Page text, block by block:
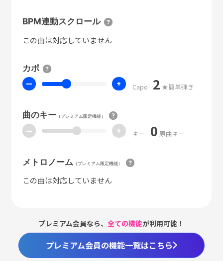
BPM連動スクロール
この曲は対応していません
カポ
ー + Capo 2 ★簡単弾き
曲のキー（プレミアム限定機能）
ー + キー 0 原曲キー
メトロノーム （プレミアム限定機能）
この曲は対応していません
プレミアム会員なら、全ての機能が利用可能！
プレミアム会員の機能一覧はこちら